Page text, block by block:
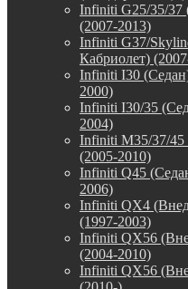
Infiniti G25/35/37
(2007-2013)
Infiniti G37/
Кабриолет)
Infiniti I30
2000)
Infiniti I30/35
2004)
Infiniti M35/37/45
(2005-2010)
Infiniti Q45
2006)
Infiniti QX4
(1997-2003)
Infiniti QX56
(2004-2010)
Infiniti QX56